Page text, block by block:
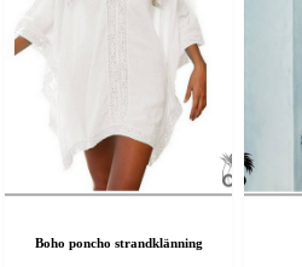
Boho poncho strandklänning